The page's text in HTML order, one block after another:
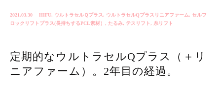
2021.03.30 HIFU, ウルトラセルＱプラス, ウルトラセルQプラスリニアファーム, セルフ
ロックリフトプラス(長持ちするPCL素材） , たるみ, テスリフト, 糸リフト
定期的なウルトラセルQプラス（＋リ
ニアファーム）。2年目の経過。